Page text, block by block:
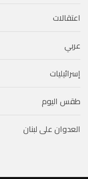
اعتقالات
عربي
إسرائيليات
طقس اليوم
العدوان على لبنان